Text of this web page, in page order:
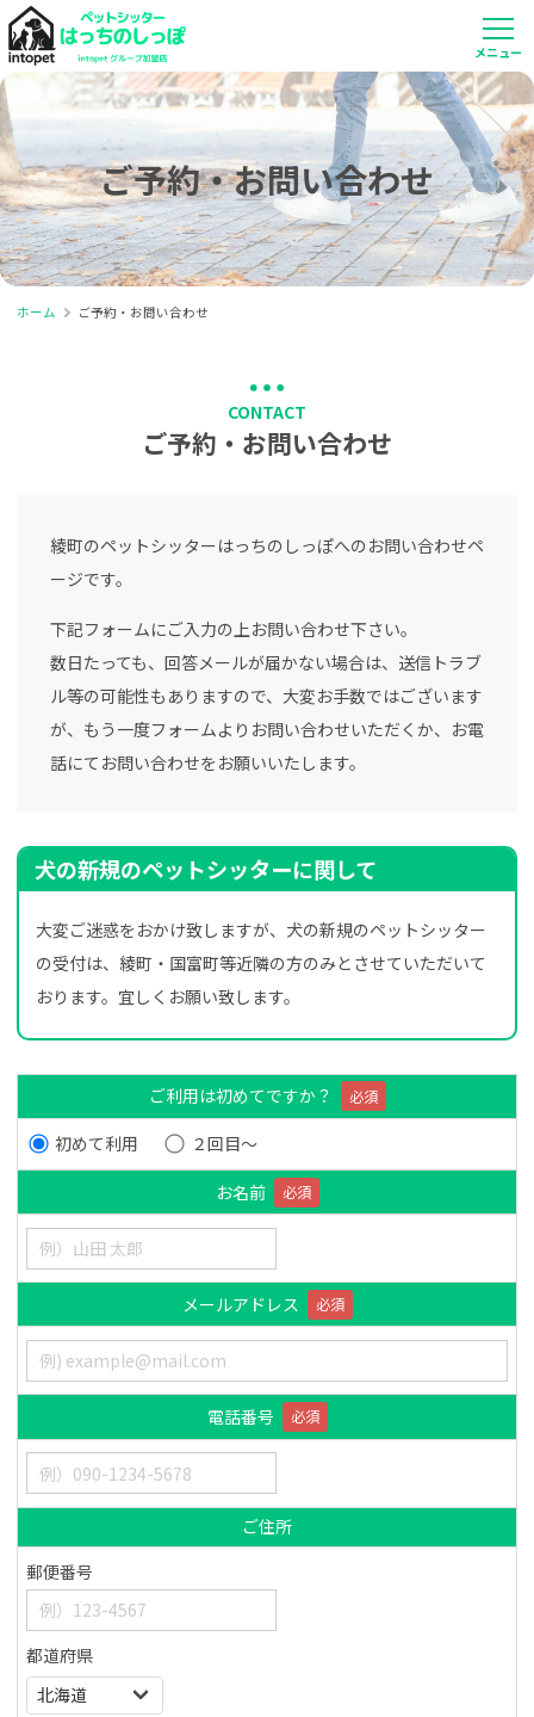
ご予約・お問い合わせ
ホーム ご予約・お問い合わせ
CONTACT
ご予約・お問い合わせ
綾町のペットシッターはっちのしっぽへのお問い合わせペ
ージです。
下記フォームにご入力の上お問い合わせ下さい。
数日たっても、回答メールが届かない場合は、送信トラブ
ル等の可能性もありますので、大変お手数ではございます
が、もう一度フォームよりお問い合わせいただくか、お電
話にてお問い合わせをお願いいたします。
犬の新規のペットシッターに関して
大変ご迷惑をおかけ致しますが、犬の新規のペットシッター
の受付は、綾町・国富町等近隣の方のみとさせていただいて
おります。宜しくお願い致します。
ご利用は初めてですか？ 必須
初めて利用
２回目～
お名前
必須
メールアドレス 必須
電話番号 必須
ご住所
郵便番号
都道府県